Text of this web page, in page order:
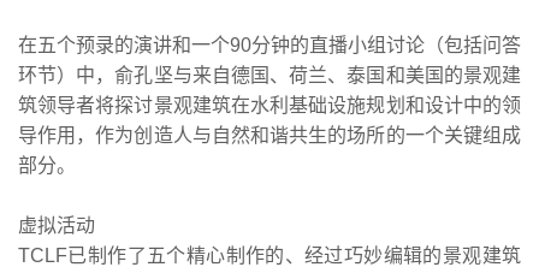
在五个预录的演讲和一个90分钟的直播小组讨论（包括问答
环节）中，俞孔坚与来自德国、荷兰、泰国和美国的景观建
筑领导者将探讨景观建筑在水利基础设施规划和设计中的领
导作用，作为创造人与自然和谐共生的场所的一个关键组成
部分。
虚拟活动
TCLF已制作了五个精心制作的、经过巧妙编辑的景观建筑